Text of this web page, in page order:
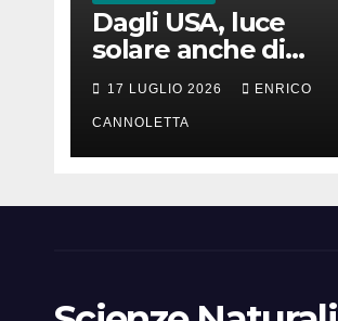
Dagli USA, luce
solare anche di
notte
17 LUGLIO 2026 ENRICO
CANNOLETTA